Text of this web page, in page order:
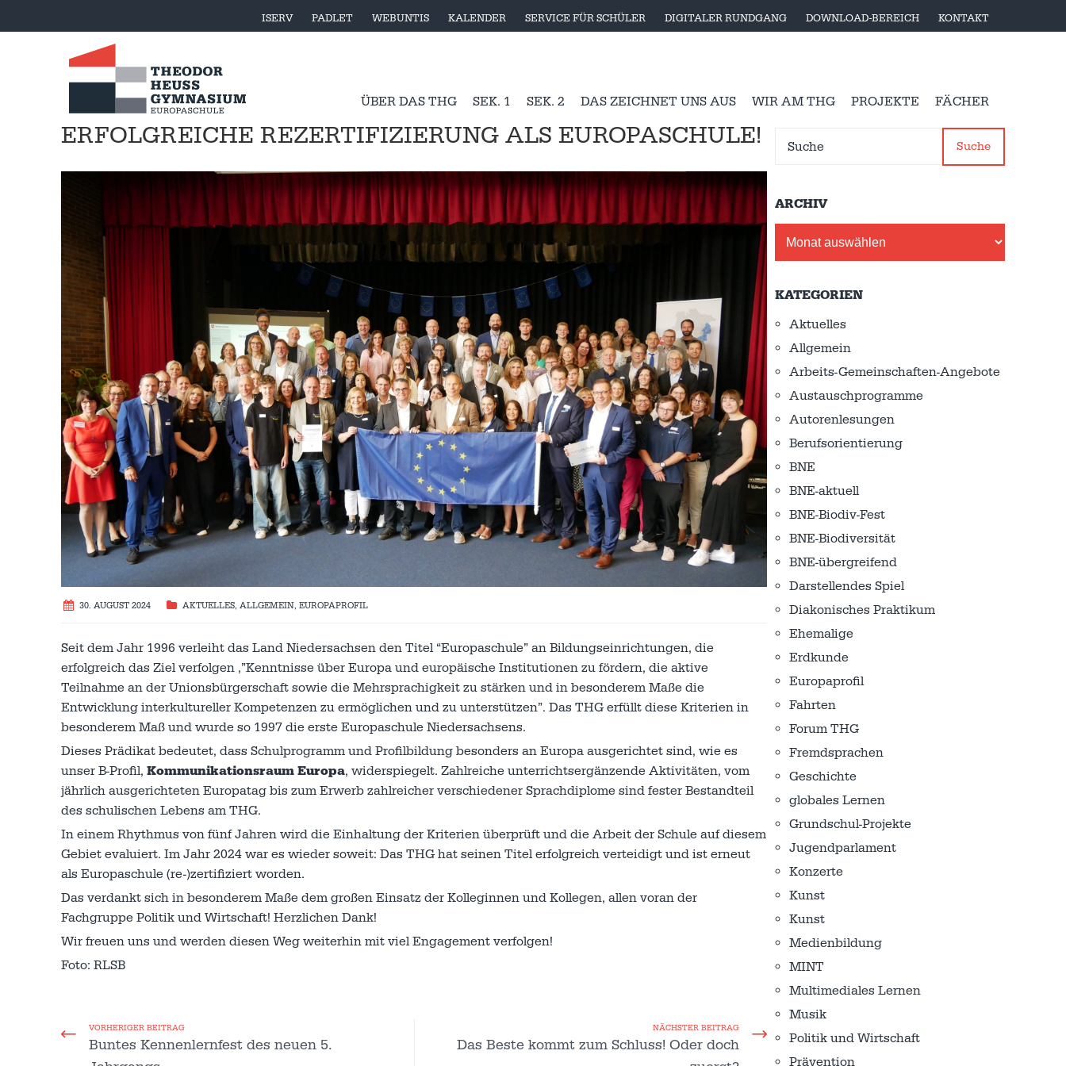
ISERV PADLET WEBUNTIS KALENDER SERVICE FÜR SCHÜLER DIGITALER RUNDGANG DOWNLOAD-BEREICH KONTAKT
ÜBER DAS THG SEK. 1 SEK. 2 DAS ZEICHNET UNS AUS WIR AM THG PROJEKTE FÄCHER
ERFOLGREICHE REZERTIFIZIERUNG ALS EUROPASCHULE!
30. AUGUST 2024 AKTUELLES, ALLGEMEIN, EUROPAPROFIL
Seit dem Jahr 1996 verleiht das Land Niedersachsen den Titel “Europaschule” an Bildungseinrichtungen, die
erfolgreich das Ziel verfolgen ,”Kenntnisse über Europa und europäische Institutionen zu fördern, die aktive
Teilnahme an der Unionsbürgerschaft sowie die Mehrsprachigkeit zu stärken und in besonderem Maße die
Entwicklung interkultureller Kompetenzen zu ermöglichen und zu unterstützen”. Das THG erfüllt diese Kriterien in
besonderem Maß und wurde so 1997 die erste Europaschule Niedersachsens.
Dieses Prädikat bedeutet, dass Schulprogramm und Profilbildung besonders an Europa ausgerichtet sind, wie es
unser B-Profil, Kommunikationsraum Europa, widerspiegelt. Zahlreiche unterrichtsergänzende Aktivitäten, vom
jährlich ausgerichteten Europatag bis zum Erwerb zahlreicher verschiedener Sprachdiplome sind fester Bestandteil
des schulischen Lebens am THG.
In einem Rhythmus von fünf Jahren wird die Einhaltung der Kriterien überprüft und die Arbeit der Schule auf diesem
Gebiet evaluiert. Im Jahr 2024 war es wieder soweit: Das THG hat seinen Titel erfolgreich verteidigt und ist erneut
als Europaschule (re-)zertifiziert worden.
Das verdankt sich in besonderem Maße dem großen Einsatz der Kolleginnen und Kollegen, allen voran der
Fachgruppe Politik und Wirtschaft! Herzlichen Dank!
Wir freuen uns und werden diesen Weg weiterhin mit viel Engagement verfolgen!
Foto: RLSB
VORHERIGER BEITRAG
Buntes Kennenlernfest des neuen 5.
NÄCHSTER BEITRAG
Das Beste kommt zum Schluss! Oder doch
Suche
ARCHIV
KATEGORIEN
Aktuelles
Allgemein
Arbeits-Gemeinschaften-Angebote
Austausch­programme
Autorenlesungen
Berufsorientierung
BNE
BNE-aktuell
BNE-Biodiv-Fest
BNE-Biodiversität
BNE-übergreifend
Darstellendes Spiel
Diakonisches Praktikum
Ehemalige
Erdkunde
Europaprofil
Fahrten
Forum THG
Fremdsprachen
Geschichte
globales Lernen
Grundschul-Projekte
Jugendparlament
Konzerte
Kunst
Kunst
Medienbildung
MINT
Multimediales Lernen
Musik
Politik und Wirtschaft
Prävention